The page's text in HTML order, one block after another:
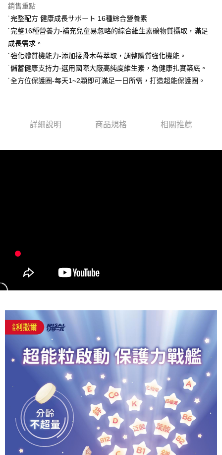
醒簡訊。
帳／街口支付／iPASS MONEY」等通路繳費。
【注意事項】
1.本服務係由「台灣大哥大股份有限公司」（以下簡稱本公司）所提供，讓
用戶於交易時，得透過本服務購買商品或服務，並由商店將買賣／分期付款
買賣價金債權讓與本公司後，依約使用本公司帳單繳交帳款。
資料（包含姓名、電話或地址）提供予台灣大哥大進項蒐集、處理及利用，
１．於結帳方式選擇「AFTEE先享後付」後，將跳轉至「AFTEE先享後付」
結帳頁面，進行簡訊認證並確認金額後，即可完成結帳。
３．收到繳費通知簡訊後14天內，點擊此簡訊中的連結，可透過四大超商／
ATM／網路銀行／等多元方式進行付款，方視為交易完成。
※ 請注意：結帳手續完成當下不需立刻繳費，但若您需要取消訂單，請聯絡
購買商品的店家。未經商家同意取消之訂單仍視為有效，需透過AFTEE先享
後付繳納相關費用。
※ 交易是否成功請以「AFTEE先享後付 」之結帳頁面顯示為準，若有關於
１．透過由恩沛科技股份有限公司提供之「AFTEE先享後付」服務完成之交
２．關於個人資料處理事宜，請瀏覽以下網址：
7-11取貨付款
每筆NT$65，滿NT$1,300(含以上)免運費
宅配
每筆NT$85，滿NT$1,300(含以上)免運費
銷售重點
˙完整配方 健康成長サポート 16種綜合營養素
˙完整16種營養力-補充兒童易忽略的綜合維生素礦物質攝取，滿足
成長需求。
˙強化體質機能力-添加接骨木莓萃取，調整體質強化機能。
˙儲蓄健康支持力-選用國際大廠高純度維生素，為健康扎實築底。
˙全方位保護圈-每天1~2顆即可滿足一日所需，打造超能保護圈。
詳細說明 商品規格 相關推薦